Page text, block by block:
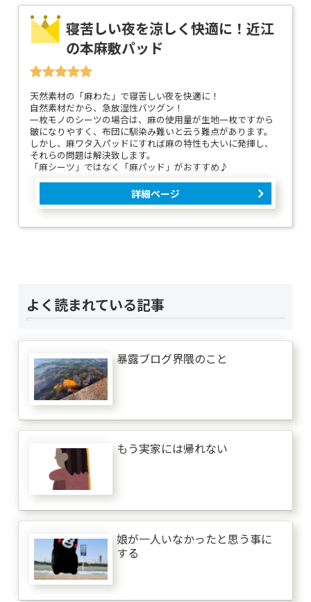
寝苦しい夜を涼しく快適に！近江
の本麻敷パッド
天然素材の「麻わた」で寝苦しい夜を快適に！
自然素材だから、急放湿性バツグン！
一枚モノのシーツの場合は、麻の使用量が生地一枚ですから
皺になりやすく、布団に馴染み難いと云う難点があります。
しかし、麻ワタ入パッドにすれば麻の特性も大いに発揮し、
それらの問題は解決致します。
「麻シーツ」ではなく「麻パッド」がおすすめ♪
詳細ページ
よく読まれている記事
暴露ブログ界隈のこと
もう実家には帰れない
娘が一人いなかったと思う事に
する